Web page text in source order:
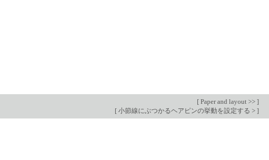
[ Paper and layout >> ]
[ 小節線にぶつかるヘアピンの挙動を設定する > ]